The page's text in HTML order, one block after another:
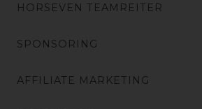
HORSEVEN TEAMREITER
SPONSORING
AFFILIATE MARKETING